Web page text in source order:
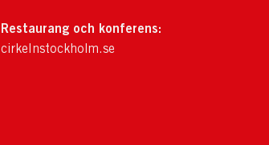
Restaurang och konferens:
cirkelnstockholm.se